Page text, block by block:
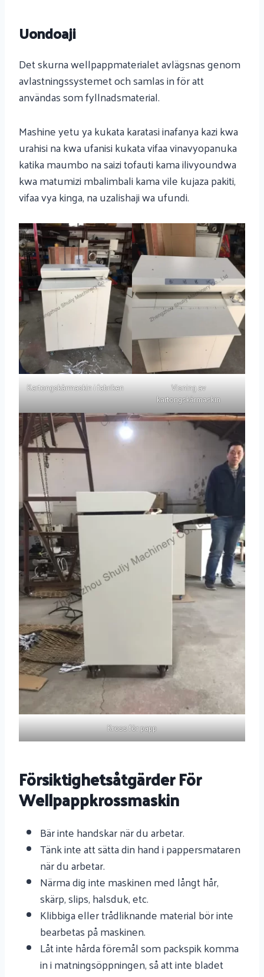
Uondoaji
Det skurna wellpappmaterialet avlägsnas genom
avlastningssystemet och samlas in för att
användas som fyllnadsmaterial.
Mashine yetu ya kukata karatasi inafanya kazi kwa
urahisi na kwa ufanisi kukata vifaa vinavyopanuka
katika maumbo na saizi tofauti kama ilivyoundwa
kwa matumizi mbalimbali kama vile kujaza pakiti,
vifaa vya kinga, na uzalishaji wa ufundi.
Kartongskärmaskin i fabriken
Visning av
kartongskärmaskin
Kross för papp
Försiktighetsåtgärder För
Wellpappkrossmaskin
Bär inte handskar när du arbetar.
Tänk inte att sätta din hand i pappersmataren
när du arbetar.
Närma dig inte maskinen med långt hår,
skärp, slips, halsduk, etc.
Klibbiga eller trådliknande material bör inte
bearbetas på maskinen.
Låt inte hårda föremål som packspik komma
in i matningsöppningen, så att inte bladet